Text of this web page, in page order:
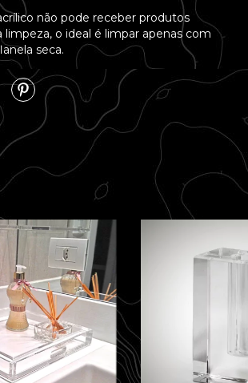
não pode receber produtos
limpeza, o ideal é limpar apenas com
seca.